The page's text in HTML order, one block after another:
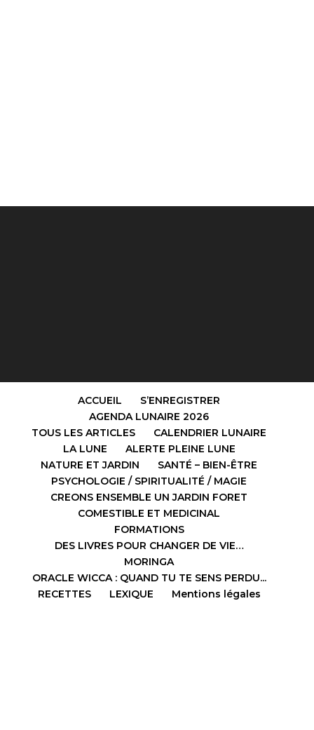
ACCUEIL
S’ENREGISTRER
AGENDA LUNAIRE 2026
TOUS LES ARTICLES
CALENDRIER LUNAIRE
LA LUNE
ALERTE PLEINE LUNE
NATURE ET JARDIN
SANTÉ – BIEN-ÊTRE
PSYCHOLOGIE / SPIRITUALITÉ / MAGIE
CREONS ENSEMBLE UN JARDIN FORET
COMESTIBLE ET MEDICINAL
FORMATIONS
DES LIVRES POUR CHANGER DE VIE…
MORINGA
ORACLE WICCA : QUAND TU TE SENS PERDU...
RECETTES
LEXIQUE Mentions légales